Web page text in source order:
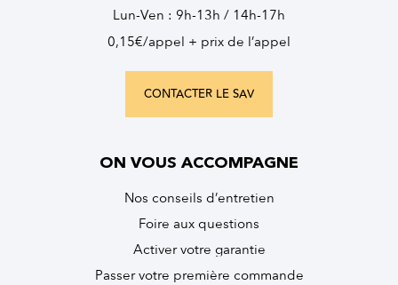
Lun-Ven : 9h-13h / 14h-17h
0,15€/appel + prix de l’appel
CONTACTER LE SAV
ON VOUS ACCOMPAGNE
Nos conseils d’entretien
Foire aux questions
Activer votre garantie
Passer votre première commande